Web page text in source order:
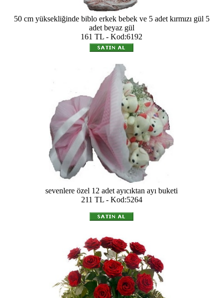
50 cm yüksekliğinde biblo erkek bebek ve 5 adet kırmızı gül 5
adet beyaz gül
161 TL - Kod:6192
sevenlere özel 12 adet ayıcıktan ayı buketi
211 TL - Kod:5264